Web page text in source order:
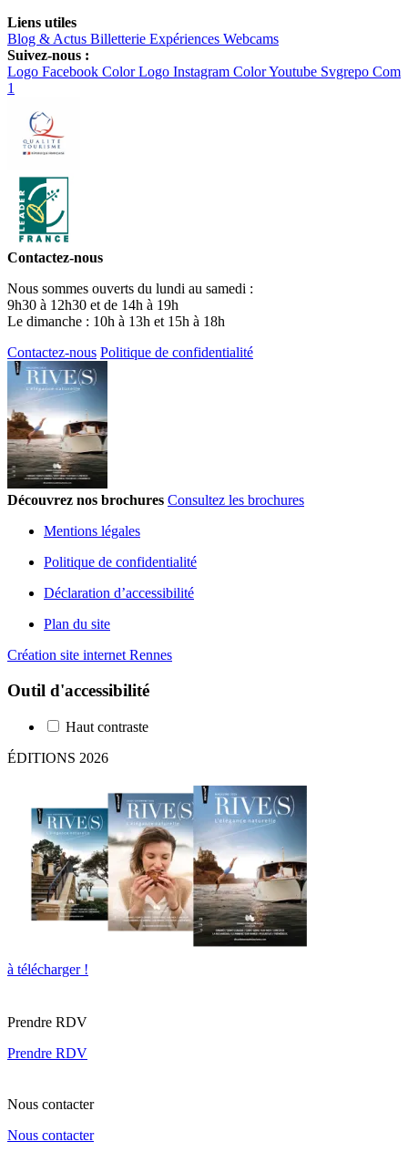
Liens utiles
Blog & Actus Billetterie Expériences Webcams
Suivez-nous :
Logo Facebook Color Logo Instagram ColorYoutube Svgrepo Com
1
Contactez-nous
Nous sommes ouverts du lundi au samedi :
9h30 à 12h30 et de 14h à 19h
Le dimanche : 10h à 13h et 15h à 18h
Contactez-nous Politique de confidentialité
Découvrez nos brochures Consultez les brochures
Mentions légales
Politique de confidentialité
Déclaration d’accessibilité
Plan du site
Création site internet Rennes
Outil d'accessibilité
Haut contraste
ÉDITIONS 2026
à télécharger !
Prendre RDV
Prendre RDV
Nous contacter
Nous contacter